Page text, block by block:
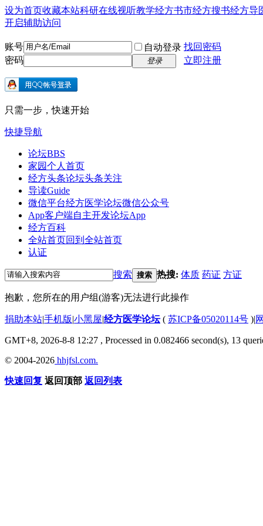
设为首页收藏本站科研在线视听教学经方书市经方搜书经方导
开启辅助访问
账号 自动登录 找回密码
密码
登录 立即注册
只需一步，快速开始
快捷导航
论坛BBS
家园个人首页
经方头条论坛头条关注
导读Guide
微信平台经方医学论坛微信公众号
App客户端自主开发论坛App
经方百科
全站首页回到全站首页
认证
搜索 搜索 热搜: 体质 药证 方证
抱歉，您所在的用户组(游客)无法进行此操作
捐助本站|手机版|小黑屋|经方医学论坛( 苏ICP备05020114号 )|
GMT+8, 2026-8-8 12:27 , Processed in 0.082466 second(s), 13
© 2004-2026 hhjfsl.com.
快速回复 返回顶部 返回列表